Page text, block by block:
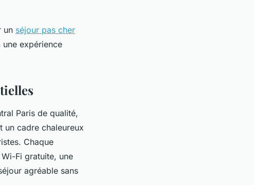
un séjour pas cher
expérience
Paris de qualité,
un cadre chaleureux
Chaque
Fi gratuite, une
agréable sans